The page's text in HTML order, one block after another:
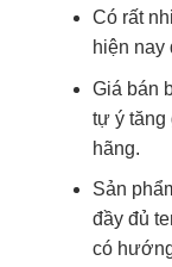
Có rất
hiện nay
Giá bán
tự ý tăng
hãng.
Sản
đầy đủ
có